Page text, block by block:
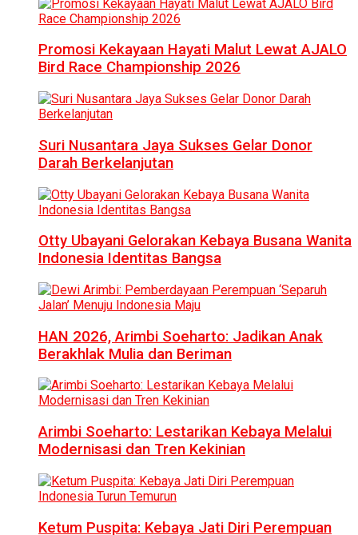
Promosi Kekayaan Hayati Malut Lewat AJALO
Bird Race Championship 2026
Suri Nusantara Jaya Sukses Gelar Donor
Darah Berkelanjutan
Otty Ubayani Gelorakan Kebaya Busana Wanita
Indonesia Identitas Bangsa
HAN 2026, Arimbi Soeharto: Jadikan Anak
Berakhlak Mulia dan Beriman
Arimbi Soeharto: Lestarikan Kebaya Melalui
Modernisasi dan Tren Kekinian
Ketum Puspita: Kebaya Jati Diri Perempuan